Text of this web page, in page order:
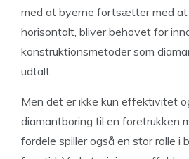
med at byerne fortsætter med
horisontalt, bliver behovet for
konstruktionsmetoder som
udtalt.
Men det er ikke kun effektivitet
diamantboring til en foretrukken
fordele spiller også en stor rolle i